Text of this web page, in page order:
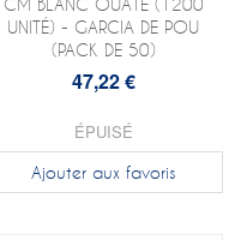
CM BLANC OUATE (1200
UNITÉ) - GARCIA DE POU
(PACK DE 50)
47,22 €
ÉPUISÉ
Ajouter aux favoris